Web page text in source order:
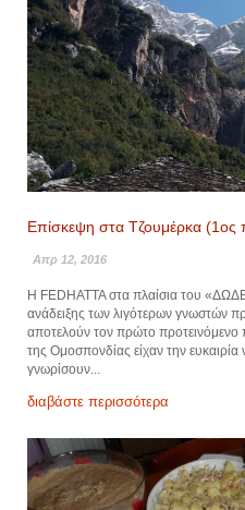
Επίσκεψη στα Τζουμέρκα (1ος
Απρ 12, 2016
Η FEDHATTA στα πλαίσια του
ανάδειξης των λιγότερων γνωστών
αποτελούν τον πρώτο
της Ομοσπονδίας είχαν την
γνωρίσουν...
διαβάστε περισσότερα